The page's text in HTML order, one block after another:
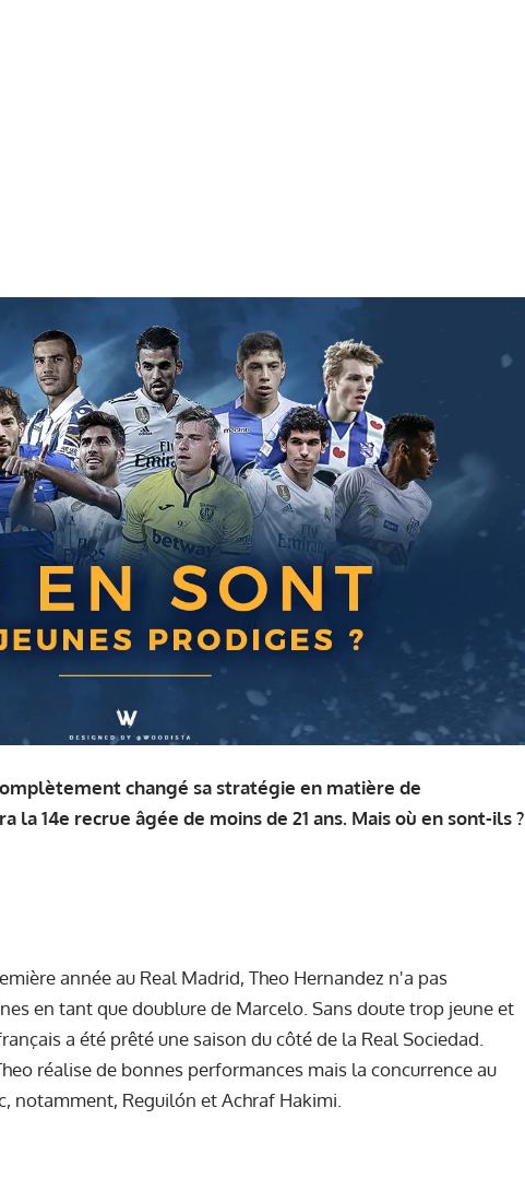
changé sa stratégie en matière de
la 14e recrue âgée de moins de 21 ans. Mais où en sont-ils ?
année au Real Madrid, Theo Hernandez n'a pas
en tant que doublure de Marcelo. Sans doute trop jeune et
a été prêté une saison du côté de la Real Sociedad.
réalise de bonnes performances mais la concurrence au
notamment, Reguilón et Achraf Hakimi.